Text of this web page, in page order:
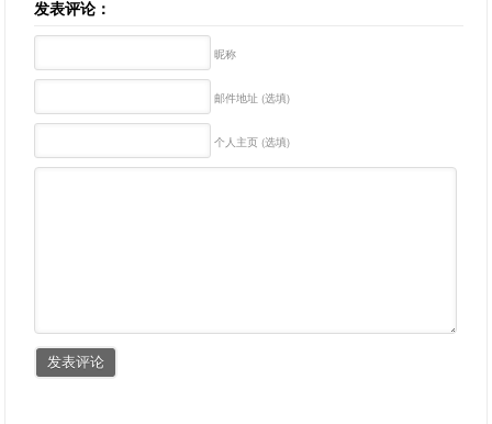
发表评论：
昵称
邮件地址 (选填)
个人主页 (选填)